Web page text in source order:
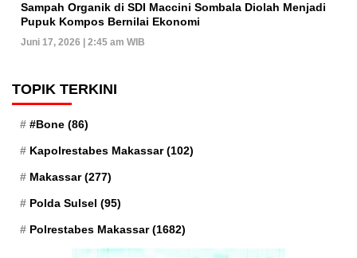
Sampah Organik di SDI Maccini Sombala Diolah Menjadi
Pupuk Kompos Bernilai Ekonomi
Juni 17, 2026 | 2:45 am WIB
TOPIK TERKINI
#Bone (86)
Kapolrestabes Makassar(102)
Makassar(277)
Polda Sulsel (95)
Polrestabes Makassar(1682)